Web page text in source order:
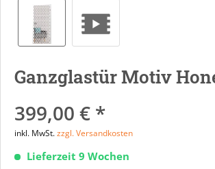
Ganzglastür Motiv
399,00 € *
inkl. MwSt.zzgl. Versandkosten
Lieferzeit 9 Wochen